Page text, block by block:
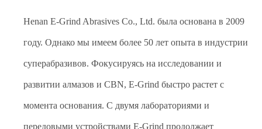
Henan E-Grind Abrasives Co., Ltd. была основана в 2009
году. Однако мы имеем более 50 лет опыта в индустрии
суперабразивов. Фокусируясь на исследовании и
развитии алмазов и CBN, E-Grind быстро растет с
момента основания. С двумя лабораториями и
передовыми устройствами E-Grind продолжает